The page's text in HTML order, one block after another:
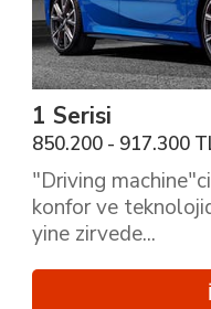
1 Serisi
850.200 - 917.300
"Driving
konfor ve
yine zirvede...